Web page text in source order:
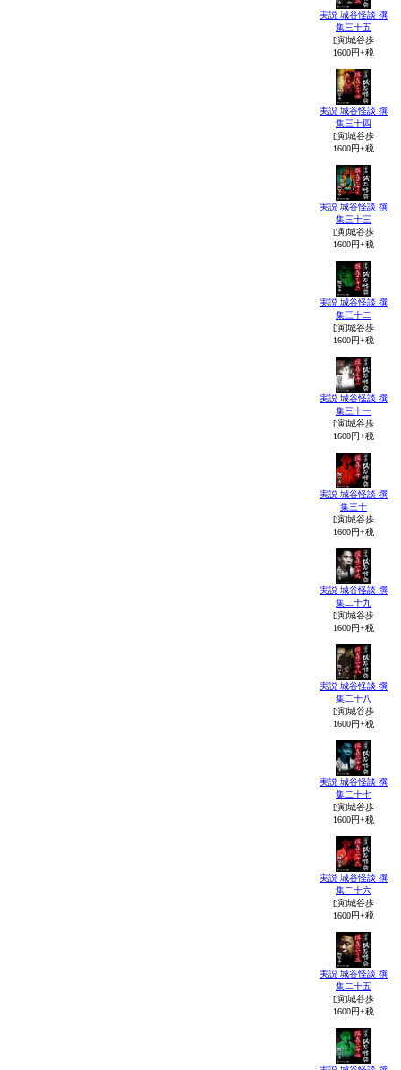
実説 城谷怪談 撰
集三十五
[演]城谷歩
1600円+税
実説 城谷怪談 撰
集三十四
[演]城谷歩
1600円+税
実説 城谷怪談 撰
集三十三
[演]城谷歩
1600円+税
実説 城谷怪談 撰
集三十二
[演]城谷歩
1600円+税
実説 城谷怪談 撰
集三十一
[演]城谷歩
1600円+税
実説 城谷怪談 撰
集三十
[演]城谷歩
1600円+税
実説 城谷怪談 撰
集二十九
[演]城谷歩
1600円+税
実説 城谷怪談 撰
集二十八
[演]城谷歩
1600円+税
実説 城谷怪談 撰
集二十七
[演]城谷歩
1600円+税
実説 城谷怪談 撰
集二十六
[演]城谷歩
1600円+税
実説 城谷怪談 撰
集二十五
[演]城谷歩
1600円+税